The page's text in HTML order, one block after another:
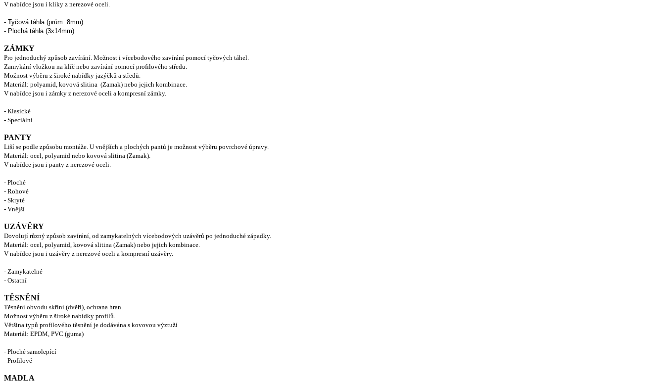
V nabídce jsou i kliky z nerezové oceli.
- Tyčová táhla (prům. 8mm)
- Plochá táhla (3x14mm)
ZÁMKY
Pro jednoduchý způsob zavírání. Možnost i vícebodového zavírání pomocí tyčových táhel.
Zamykání vložkou na klíč nebo zavírání pomocí profilového středu.
Možnost výběru z široké nabídky jazýčků a středů.
Materiál: polyamid, kovová slitina (Zamak) nebo jejich kombinace.
V nabídce jsou i zámky z nerezové oceli a kompresní zámky.
- Klasické
- Speciální
PANTY
Liší se podle způsobu montáže. U vnějších a plochých pantů je možnost výběru povrchové úpravy.
Materiál: ocel, polyamid nebo kovová slitina (Zamak).
V nabídce jsou i panty z nerezové oceli.
- Ploché
- Rohové
- Skryté
- Vnější
UZÁVĚRY
Dovolují různý způsob zavírání, od zamykatelných vícebodových uzávěrů po jednoduché západky.
Materiál: ocel, polyamid, kovová slitina (Zamak) nebo jejich kombinace.
V nabídce jsou i uzávěry z nerezové oceli a kompresní uzávěry.
- Zamykatelné
- Ostatní
TĚSNĚNÍ
Těsnění obvodu skříní (dvěří), ochrana hran.
Možnost výběru z široké nabídky profilů.
Většina typů profilového těsnění je dodávána s kovovou výztuží
Materiál: EPDM, PVC (guma)
- Ploché samolepící
- Profilové
MADLA